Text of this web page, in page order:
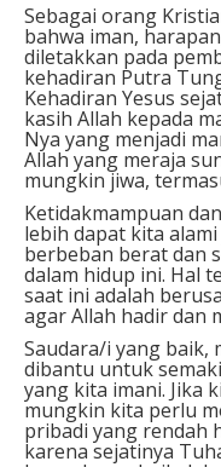
Sebagai orang
bahwa iman,
diletakkan pada
kehadiran Putra
Kehadiran Yesus
kasih Allah kepada
Nya yang menjadi
Allah yang meraja
mungkin jiwa,
Ketidakmampuan
lebih dapat kita
berbeban berat dan
dalam hidup ini. Hal
saat ini adalah
agar Allah hadir dan
Saudara/i yang baik,
dibantu untuk
yang kita imani. Jika
mungkin kita perlu
pribadi yang rendah
karena sejatinya